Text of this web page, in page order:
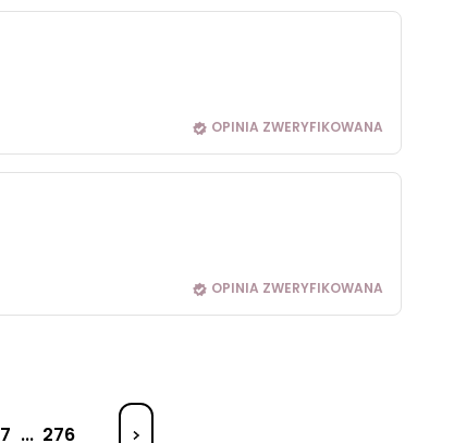
OPINIA ZWERYFIKOWANA
OPINIA ZWERYFIKOWANA
7 ... 276